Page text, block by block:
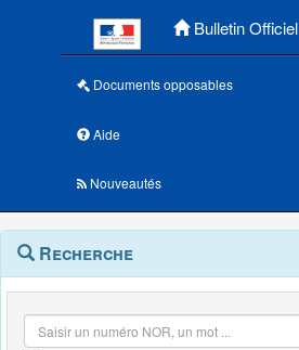
Bulletin Officiel
Documents opposables
Aide
Nouveautés
Navigation
outils
Menu
contextuel
Recherche